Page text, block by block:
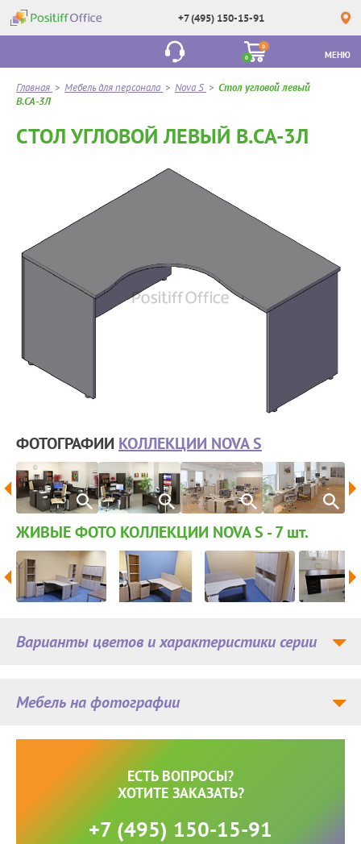
+7 (495) 150-15-91
0
0
МЕНЮ
Главная > Мебель для персонала > Nova S > Стол угловой левый
В.СА-3Л
СТОЛ УГЛОВОЙ ЛЕВЫЙ В.СА-3Л
ФОТОГРАФИИ КОЛЛЕКЦИИ NOVA S
ЖИВЫЕ ФОТО КОЛЛЕКЦИИ NOVA S - 7шт.
Мебель на фотографии
Варианты цветов и характеристики серии
ЕСТЬ ВОПРОСЫ?
ХОТИТЕ ЗАКАЗАТЬ?
+7 (495) 150-15-91